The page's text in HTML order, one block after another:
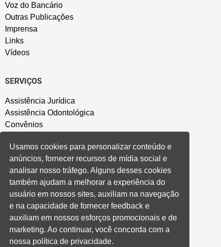
Voz do Bancário
Outras Publicações
Imprensa
Links
Vídeos
SERVIÇOS
Assistência Jurídica
Assistência Odontológica
Convênios
Salão de Festa
Política de Privacidade
CONVENÇÃO COLETIVA E ACORDOS
Convenções Coletivas
Banco do Brasil
Caixa Econômica Federal
Banrisul
Usamos cookies para personalizar conteúdo e
anúncios, fornecer recursos de mídia social e
analisar nosso tráfego. Alguns desses cookies
também ajudam a melhorar a experiência do
usuário em nossos sites, auxiliam na navegação
e na capacidade de fornecer feedback e
auxiliam em nossos esforços promocionais e de
marketing. Ao continuar, você concorda com a
nossa política de privacidade.